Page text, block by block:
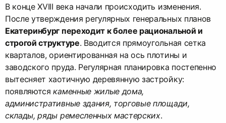
В конце XVIII века начали происходить изменения.
После утверждения регулярных генеральных планов
Екатеринбург переходит к более рациональной и
строгой структуре. Вводится прямоугольная сетка
кварталов, ориентированная на ось плотины и
заводского пруда. Регулярная планировка постепенно
вытесняет хаотичную деревянную застройку:
появляютсякаменные жилые дома,
административные здания, торговые площади,
склады, ряды ремесленных мастерских.